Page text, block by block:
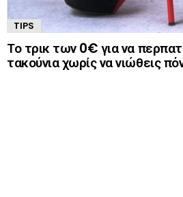
TIPS
Το τρικ των 0€ για να
τακούνια χωρίς να νιώθεις